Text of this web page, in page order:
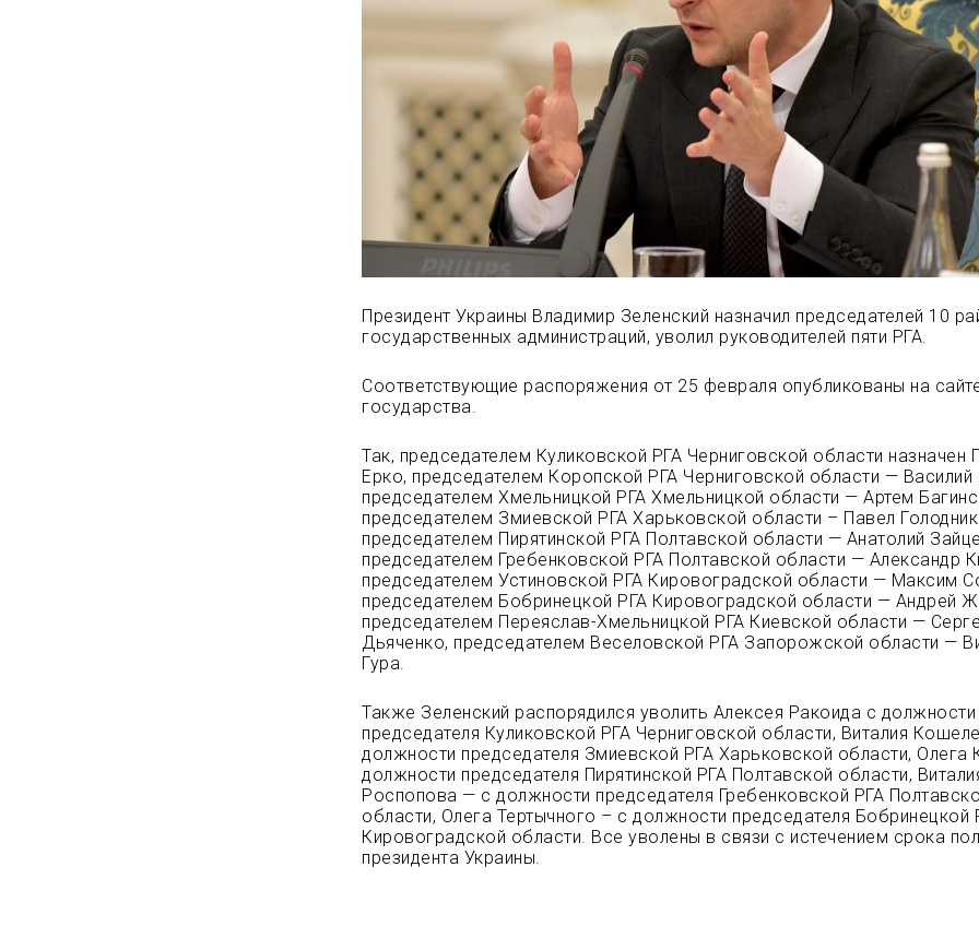
Президент Украины Владимир Зеленский назначил председателей 10
государственных администраций, уволил руководителей пяти РГА.
Соответствующие распоряжения от 25 февраля опубликованы на
государства.
Так, председателем Куликовской РГА Черниговской области назначен
Ерко, председателем Коропской РГА Черниговской области —
председателем Хмельницкой РГА Хмельницкой области — Артем
председателем Змиевской РГА Харьковской области – Павел
председателем Пирятинской РГА Полтавской области — Анатолий
председателем Гребенковской РГА Полтавской области — Александр
председателем Устиновской РГА Кировоградской области — Максим
председателем Бобринецкой РГА Кировоградской области — Андрей
председателем Переяслав-Хмельницкой РГА Киевской области —
Дьяченко, председателем Веселовской РГА Запорожской области —
Гура.
Также Зеленский распорядился уволить Алексея Ракоида с должности
председателя Куликовской РГА Черниговской области, Виталия
должности председателя Змиевской РГА Харьковской области, Олега
должности председателя Пирятинской РГА Полтавской области,
Роспопова — с должности председателя Гребенковской РГА
области, Олега Тертычного – с должности председателя Бобринецкой
Кировоградской области. Все уволены в связи с истечением срока
президента Украины.